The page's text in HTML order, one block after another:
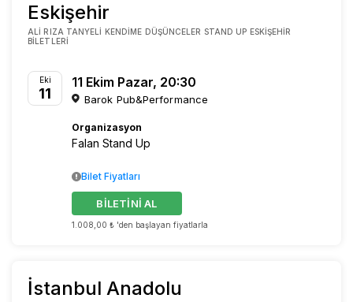
Eskişehir
ALI RIZA TANYELI KENDIME DÜŞÜNCELER STAND UP ESKIŞEHIR
BILETLERI
Eki
11
11 Ekim Pazar, 20:30
Barok Pub&Performance
Organizasyon
Falan Stand Up
1.008,00 ₺ 'den başlayan fiyatlarla
BİLETİNİ AL
Bilet Fiyatları
İstanbul Anadolu